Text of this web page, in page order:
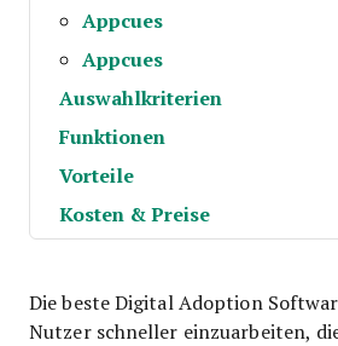
Appcues
Appcues
Auswahlkriterien
Funktionen
Vorteile
Kosten & Preise
Die beste Digital Adoption
Nutzer schneller einzuarbeiten,